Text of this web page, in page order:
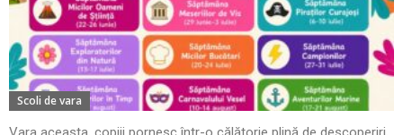
Scoli de vara